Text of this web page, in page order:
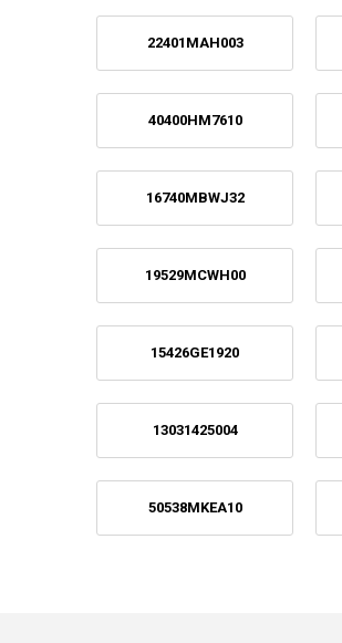
22401MAH003
40400HM7610
16740MBWJ32
19529MCWH00
15426GE1920
13031425004
50538MKEA10